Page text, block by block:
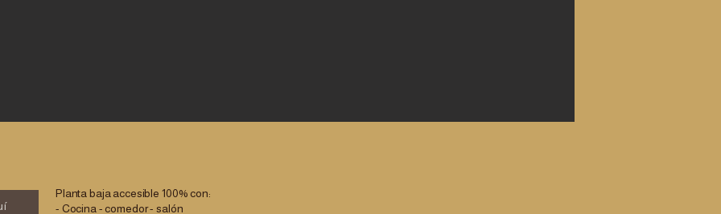
Planta baja accesible 100% con:
- Cocina - comedor - salón